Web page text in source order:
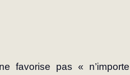
favorise pas « n’importe